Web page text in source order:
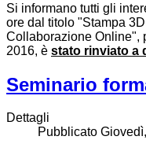
Si informano tutti gli
ore dal titolo "Stampa
Collaborazione Online",
2016, è stato rinviato a
Seminario
Dettagli
Pubblicato